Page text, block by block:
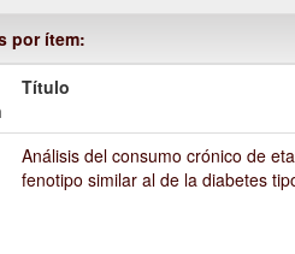
por ítem:
Título
Análisis del consumo crónico de
fenotipo similar al de la diabetes